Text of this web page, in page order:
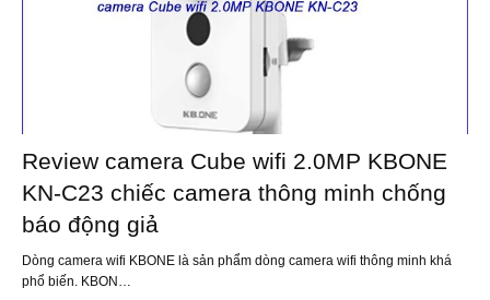
Review camera Cube wifi 2.0MP KBONE
KN-C23 chiếc camera thông minh chống
báo động giả
Dòng camera wifi KBONE là sản phẩm dòng camera wifi thông minh khá
phổ biến. KBON…